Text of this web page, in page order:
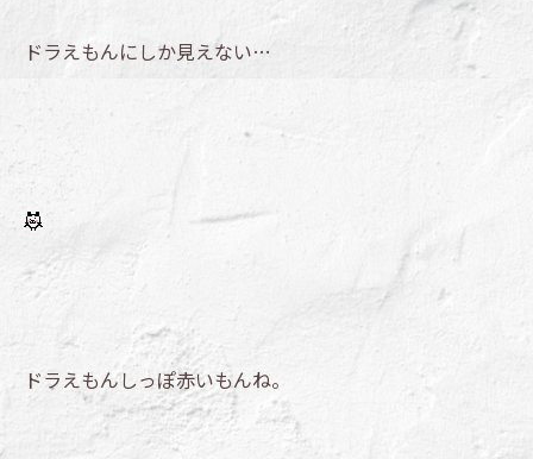
ドラえもんにしか見えない…
ドラえもんしっぽ赤いもんね。